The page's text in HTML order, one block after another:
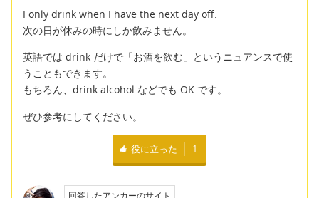
I only drink when I have the next day off.
次の日が休みの時にしか飲みません。
英語では drink だけで「お酒を飲む」というニュアンスで使
うこともできます。
もちろん、drink alcohol などでも OK です。
ぜひ参考にしてください。
役に立った 1
回答したアンカーのサイト